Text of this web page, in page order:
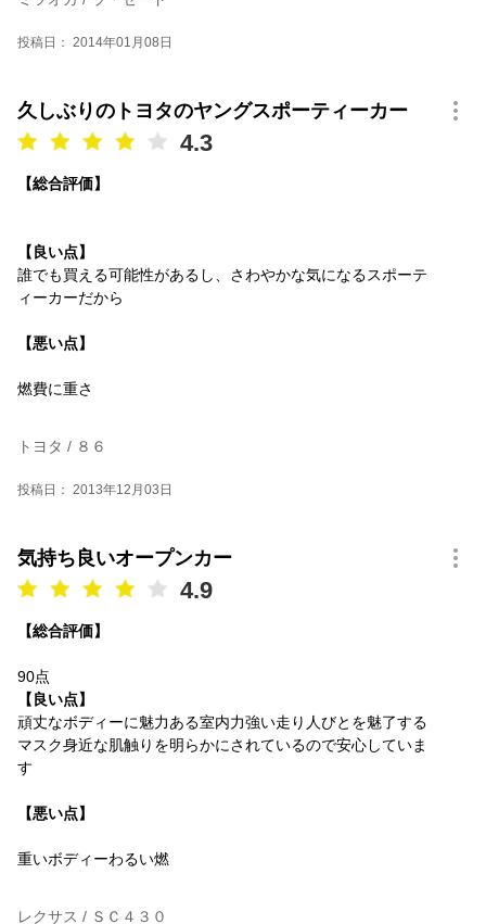
投稿日： 2014年01月08日
久しぶりのトヨタのヤングスポーティーカー
4.3
【総合評価】
【良い点】
誰でも買える可能性があるし、さわやかな気になるスポーテ
ィーカーだから
【悪い点】
燃費に重さ
トヨタ / ８６
投稿日： 2013年12月03日
気持ち良いオープンカー
4.9
【総合評価】
90点
【良い点】
頑丈なボディーに魅力ある室内力強い走り人びとを魅了する
マスク身近な肌触りを明らかにされているので安心していま
す
【悪い点】
重いボディーわるい燃
レクサス / ＳＣ４３０